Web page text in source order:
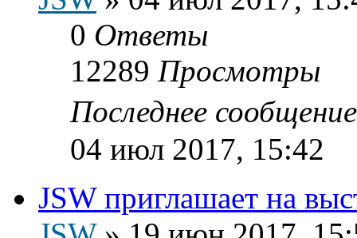
0 Ответы
12289 Просмотры
Последнее
04 июл 2017, 15:42
JSW приглашает на